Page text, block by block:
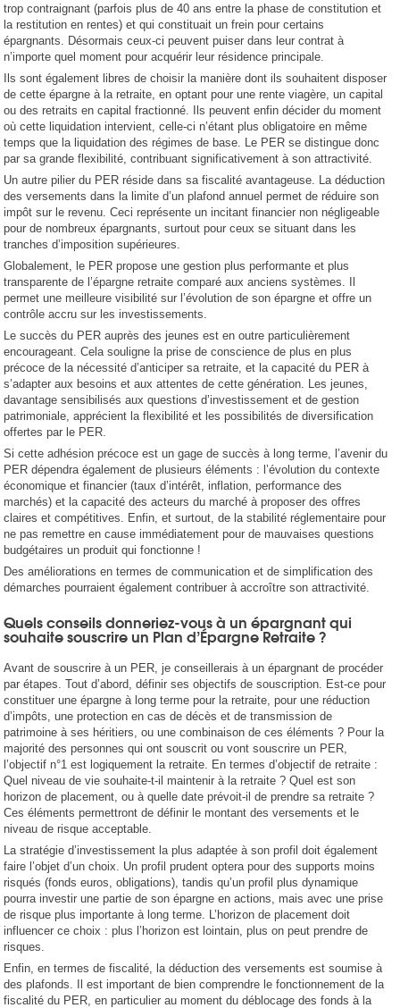
trop contraignant (parfois plus de 40 ans entre la phase de constitution et
la restitution en rentes) et qui constituait un frein pour certains
épargnants. Désormais ceux-ci peuvent puiser dans leur contrat à
n’importe quel moment pour acquérir leur résidence principale.
Ils sont également libres de choisir la manière dont ils souhaitent disposer
de cette épargne à la retraite, en optant pour une rente viagère, un capital
ou des retraits en capital fractionné. Ils peuvent enfin décider du moment
où cette liquidation intervient, celle-ci n’étant plus obligatoire en même
temps que la liquidation des régimes de base. Le PER se distingue donc
par sa grande flexibilité, contribuant significativement à son attractivité.
Un autre pilier du PER réside dans sa fiscalité avantageuse. La déduction
des versements dans la limite d’un plafond annuel permet de réduire son
impôt sur le revenu. Ceci représente un incitant financier non négligeable
pour de nombreux épargnants, surtout pour ceux se situant dans les
tranches d’imposition supérieures.
Globalement, le PER propose une gestion plus performante et plus
transparente de l’épargne retraite comparé aux anciens systèmes. Il
permet une meilleure visibilité sur l’évolution de son épargne et offre un
contrôle accru sur les investissements.
Le succès du PER auprès des jeunes est en outre particulièrement
encourageant. Cela souligne la prise de conscience de plus en plus
précoce de la nécessité d’anticiper sa retraite, et la capacité du PER à
s’adapter aux besoins et aux attentes de cette génération. Les jeunes,
davantage sensibilisés aux questions d’investissement et de gestion
patrimoniale, apprécient la flexibilité et les possibilités de diversification
offertes par le PER.
Si cette adhésion précoce est un gage de succès à long terme, l’avenir du
PER dépendra également de plusieurs éléments : l’évolution du contexte
économique et financier (taux d’intérêt, inflation, performance des
marchés) et la capacité des acteurs du marché à proposer des offres
claires et compétitives. Enfin, et surtout, de la stabilité réglementaire pour
ne pas remettre en cause immédiatement pour de mauvaises questions
budgétaires un produit qui fonctionne !
Des améliorations en termes de communication et de simplification des
démarches pourraient également contribuer à accroître son attractivité.
Quels conseils donneriez-vous à un épargnant qui
souhaite souscrire un Plan d’Épargne Retraite ?
Avant de souscrire à un PER, je conseillerais à un épargnant de procéder
par étapes. Tout d’abord, définir ses objectifs de souscription. Est-ce pour
constituer une épargne à long terme pour la retraite, pour une réduction
d’impôts, une protection en cas de décès et de transmission de
patrimoine à ses héritiers, ou une combinaison de ces éléments ? Pour la
majorité des personnes qui ont souscrit ou vont souscrire un PER,
l’objectif n°1 est logiquement la retraite. En termes d’objectif de retraite :
Quel niveau de vie souhaite-t-il maintenir à la retraite ? Quel est son
horizon de placement, ou à quelle date prévoit-il de prendre sa retraite ?
Ces éléments permettront de définir le montant des versements et le
niveau de risque acceptable.
La stratégie d’investissement la plus adaptée à son profil doit également
faire l’objet d’un choix. Un profil prudent optera pour des supports moins
risqués (fonds euros, obligations), tandis qu’un profil plus dynamique
pourra investir une partie de son épargne en actions, mais avec une prise
de risque plus importante à long terme. L’horizon de placement doit
influencer ce choix : plus l’horizon est lointain, plus on peut prendre de
risques.
Enfin, en termes de fiscalité, la déduction des versements est soumise à
des plafonds. Il est important de bien comprendre le fonctionnement de la
fiscalité du PER, en particulier au moment du déblocage des fonds à la